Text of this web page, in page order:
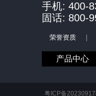
手机: 400-
固话: 800-
荣誉资质
产品中心
粤ICP备